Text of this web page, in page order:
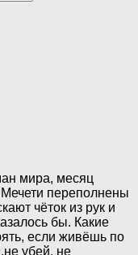
мира, месяц
переполнены
чёток из рук и
бы. Какие
если живёшь по
убей, не